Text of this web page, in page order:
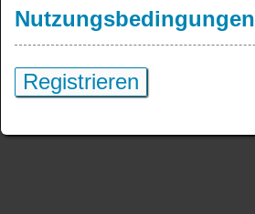
Nutzungsbedingungen
Registrieren